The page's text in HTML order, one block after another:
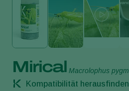
Mirical Macrolophus
Kompatibilität herausfinden